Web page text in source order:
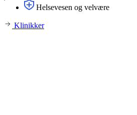
Helsevesen og velvære
Klinikker